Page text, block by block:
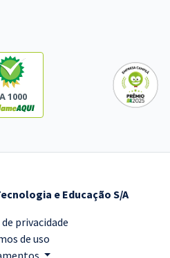
1000
e Educação S/A
privacidade
de uso